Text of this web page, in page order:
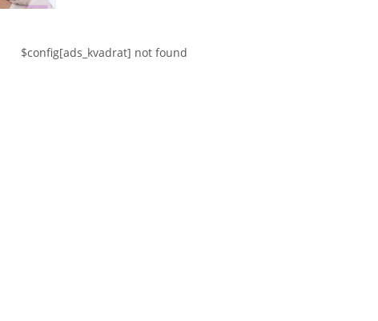
$config[ads_kvadrat] not found